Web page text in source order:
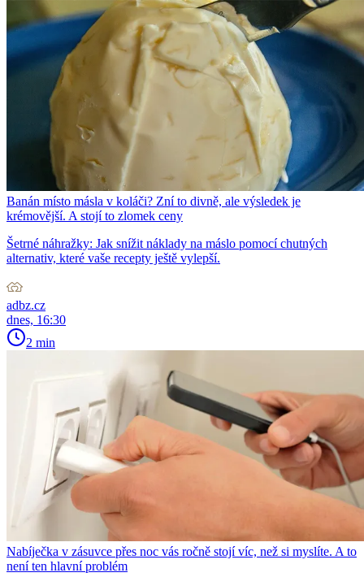
Banán místo másla v koláči? Zní to divně, ale výsledek je
krémovější. A stojí to zlomek ceny
Šetrné náhražky: Jak snížit náklady na máslo pomocí chutných
alternativ, které vaše recepty ještě vylepší.
adbz.cz
dnes, 16:30
2 min
Nabíječka v zásuvce přes noc vás ročně stojí víc, než si myslíte. A to
není ten hlavní problém